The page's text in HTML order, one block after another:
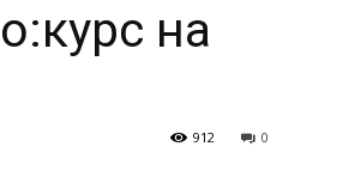
на
0
912